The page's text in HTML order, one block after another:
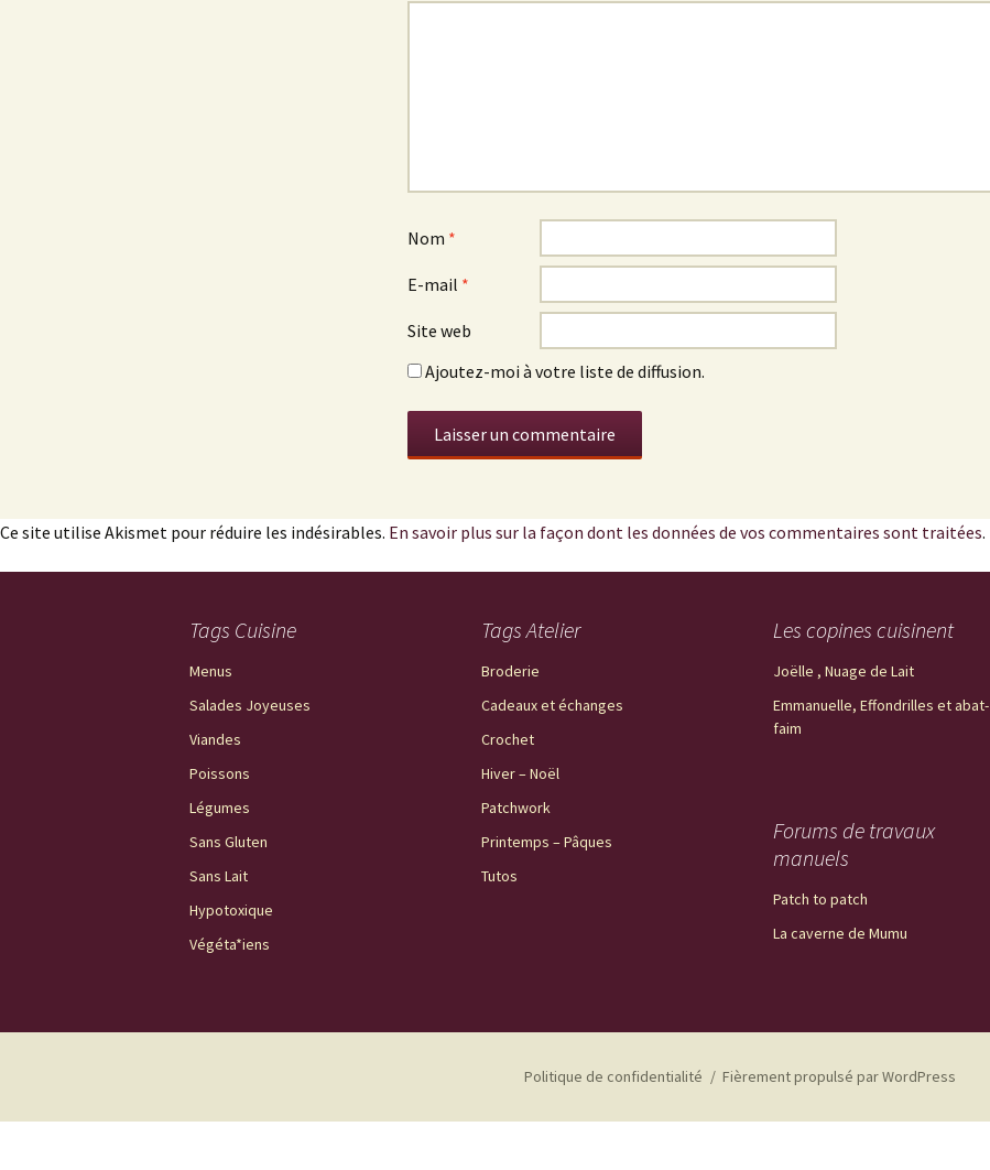
Nom *
E-mail *
Site web
Ajoutez-moi à votre liste de diffusion.
Ce site utilise Akismet pour réduire les indésirables. En savoir plus sur la façon dont les données de vos commentaires sont traitées.
Tags Cuisine
Menus
Salades Joyeuses
Viandes
Poissons
Légumes
Sans Gluten
Sans Lait
Hypotoxique
Végéta*iens
Tags Atelier
Broderie
Cadeaux et échanges
Crochet
Hiver – Noël
Patchwork
Printemps – Pâques
Tutos
Les copines cuisinent
Joëlle , Nuage de Lait
Emmanuelle, Effondrilles et abat-
faim
Forums de travaux
manuels
Patch to patch
La caverne de Mumu
Politique de confidentialité Fièrement propulsé par WordPress